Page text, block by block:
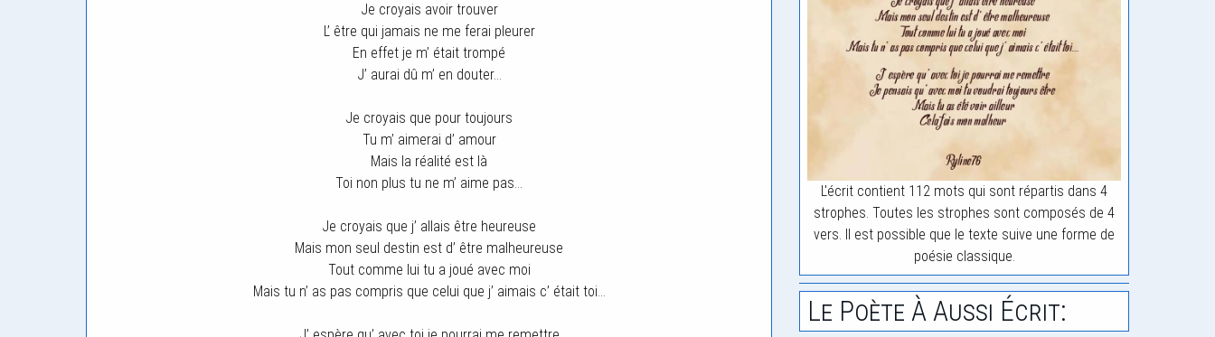
Je croyais avoir trouver
L’ être qui jamais ne me ferai pleurer
En effet je m’ était trompé
J’ aurai dû m’ en douter…
Je croyais que pour toujours
Tu m’ aimerai d’ amour
Mais la réalité est là
Toi non plus tu ne m’ aime pas…
Je croyais que j’ allais être heureuse
Mais mon seul destin est d’ être malheureuse
Tout comme lui tu a joué avec moi
Mais tu n’ as pas compris que celui que j’ aimais c’ était toi…
L'écrit contient 112 mots qui sont répartis dans 4
strophes. Toutes les strophes sont composés de 4
vers. Il est possible que le texte suive une forme de
poésie classique.
Le Poète À Aussi Écrit: